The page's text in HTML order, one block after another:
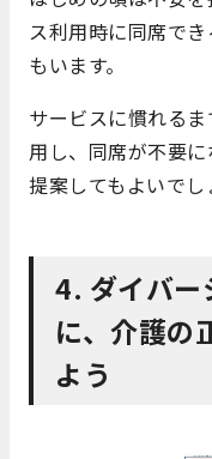
ス利用時に同席で
もいます。
サービスに慣れる
用し、同席が不要
提案してもよいでし
4. ダイバー
に、介護の
よう